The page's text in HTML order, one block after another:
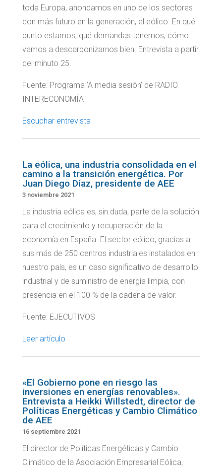
toda Europa, ahondamos en uno de los sectores
con más futuro en la generación, el eólico. En qué
punto estamos, qué demandas tenemos, cómo
vamos a descarbonizarnos bien. Entrevista a partir
del minuto 25.
Fuente: Programa ‘A media sesión’ de RADIO
INTERECONOMÍA
Escuchar entrevista
La eólica, una industria consolidada en el
camino a la transición energética. Por
Juan Diego Díaz, presidente de AEE
3 noviembre 2021
La industria eólica es, sin duda, parte de la solución
para el crecimiento y recuperación de la
economía en España. El sector eólico, gracias a
sus más de 250 centros industriales instalados en
nuestro país, es un caso significativo de desarrollo
industrial y de suministro de energía limpia, con
presencia en el 100 % de la cadena de valor.
Fuente: EJECUTIVOS
Leer artículo
«El Gobierno pone en riesgo las
inversiones en energías renovables».
Entrevista a Heikki Willstedt, director de
Políticas Energéticas y Cambio Climático
de AEE
16 septiembre 2021
El director de Políticas Energéticas y Cambio
Climático de la Asociación Empresarial Eólica,